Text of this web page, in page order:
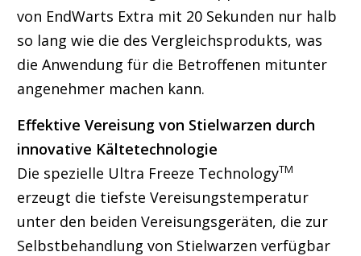
von EndWarts Extra mit 20 Sekunden nur halb
so lang wie die des Vergleichsprodukts, was
die Anwendung für die Betroffenen mitunter
angenehmer machen kann.
Effektive Vereisung von Stielwarzen durch
innovative Kältetechnologie
Die spezielle Ultra Freeze TechnologyTM
erzeugt die tiefste Vereisungstemperatur
unter den beiden Vereisungsgeräten, die zur
Selbstbehandlung von Stielwarzen verfügbar